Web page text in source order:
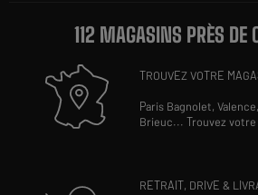
112 MAGASINS PRÈS DE
TROUVEZ VOTRE
Paris Bagnolet,
Brieuc...Trouvez votre
RETRAIT, DRIVE &